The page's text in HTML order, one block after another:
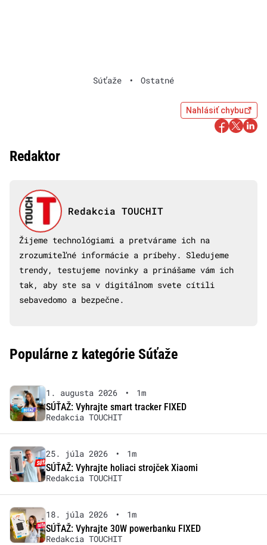
Súťaže • Ostatné
Nahlásiť chybu
Redaktor
Redakcia TOUCHIT
Žijeme technológiami a pretvárame ich na
zrozumiteľné informácie a príbehy. Sledujeme
trendy, testujeme novinky a prinášame vám ich
tak, aby ste sa v digitálnom svete cítili
sebavedomo a bezpečne.
Populárne z kategórie Súťaže
1. augusta 2026 •
1m
SÚŤAŽ: Vyhrajte smart tracker FIXED
Redakcia TOUCHIT
25. júla 2026 •
1m
SÚŤAŽ: Vyhrajte holiaci strojček Xiaomi
Redakcia TOUCHIT
18. júla 2026 •
1m
SÚŤAŽ: Vyhrajte 30W powerbanku FIXED
Redakcia TOUCHIT